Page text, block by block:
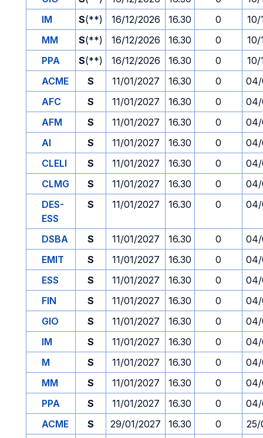
IM
S(**) 16/12/2026 16.30 0
10/
MM
S(**) 16/12/2026 16.30 0
10/
PPA
S(**) 16/12/2026 16.30 0
10/
ACME
S 11/01/2027 16.30 0
04/
AFC
S 11/01/2027 16.30 0
04/
AFM
S 11/01/2027 16.30 0
04/
AI
S 11/01/2027 16.30 0
04/
CLELI
S 11/01/2027 16.30 0
04/
CLMG
S 11/01/2027 16.30 0
04/
DES-
ESS
S 11/01/2027 16.30 0 04/
DSBA S 11/01/2027 16.30 0
04/
EMIT
S 11/01/2027 16.30 0
04/
ESS
S 11/01/2027 16.30 0
04/
FIN
S 11/01/2027 16.30 0
04/
GIO
S 11/01/2027 16.30 0
04/
IM
S 11/01/2027 16.30 0
04/
M
S 11/01/2027 16.30 0
04/
MM
S 11/01/2027 16.30 0
04/
PPA
S 11/01/2027 16.30 0
04/
ACME
S 29/01/2027 16.30 0
25/